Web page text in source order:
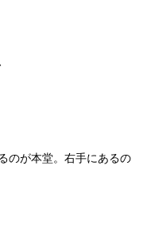
のが本堂。右手にあるの